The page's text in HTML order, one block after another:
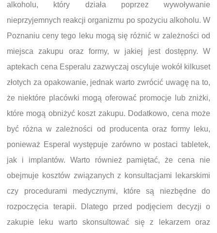
alkoholu, który działa poprzez wywoływanie
nieprzyjemnych reakcji organizmu po spożyciu alkoholu. W
Poznaniu ceny tego leku mogą się różnić w zależności od
miejsca zakupu oraz formy, w jakiej jest dostępny. W
aptekach cena Esperalu zazwyczaj oscyluje wokół kilkuset
złotych za opakowanie, jednak warto zwrócić uwagę na to,
że niektóre placówki mogą oferować promocje lub zniżki,
które mogą obniżyć koszt zakupu. Dodatkowo, cena może
być różna w zależności od producenta oraz formy leku,
ponieważ Esperal występuje zarówno w postaci tabletek,
jak i implantów. Warto również pamiętać, że cena nie
obejmuje kosztów związanych z konsultacjami lekarskimi
czy procedurami medycznymi, które są niezbędne do
rozpoczęcia terapii. Dlatego przed podjęciem decyzji o
zakupie leku warto skonsultować się z lekarzem oraz